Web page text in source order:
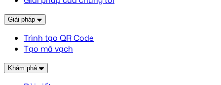
Giải pháp
Trình tạo QR Code
Tạo mã vạch
Khám phá